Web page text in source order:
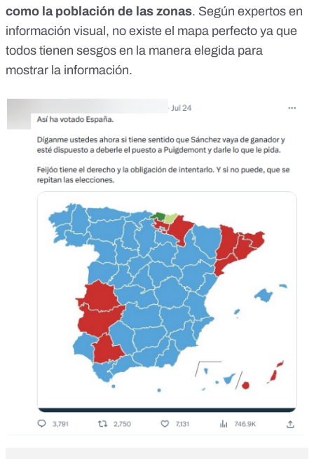
como la población de las zonas. Según expertos en
información visual, no existe el mapa perfecto ya que
todos tienen sesgos en la manera elegida para
mostrar la información.